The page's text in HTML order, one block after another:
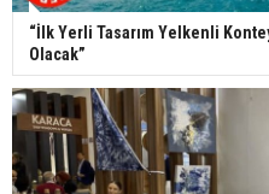
“İlk Yerli Tasarım Yelkenli
Olacak”